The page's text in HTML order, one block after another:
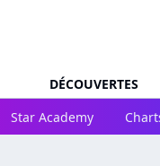
DÉCOUVERTES
Star Academy